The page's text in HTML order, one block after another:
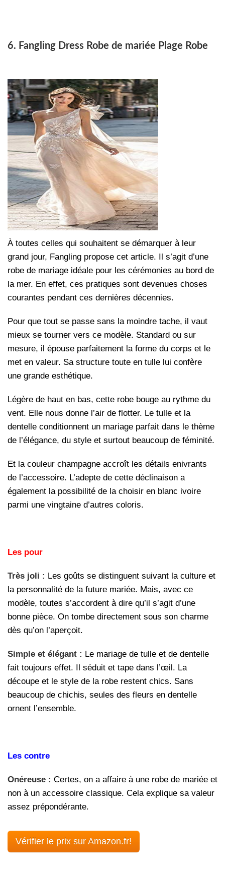
6. Fangling Dress Robe de mariée Plage Robe
À toutes celles qui souhaitent se démarquer à leur
grand jour, Fangling propose cet article. Il s’agit d’une
robe de mariage idéale pour les cérémonies au bord de
la mer. En effet, ces pratiques sont devenues choses
courantes pendant ces dernières décennies.
Pour que tout se passe sans la moindre tache, il vaut
mieux se tourner vers ce modèle. Standard ou sur
mesure, il épouse parfaitement la forme du corps et le
met en valeur. Sa structure toute en tulle lui confère
une grande esthétique.
Légère de haut en bas, cette robe bouge au rythme du
vent. Elle nous donne l’air de flotter. Le tulle et la
dentelle conditionnent un mariage parfait dans le thème
de l’élégance, du style et surtout beaucoup de féminité.
Et la couleur champagne accroît les détails enivrants
de l’accessoire. L’adepte de cette déclinaison a
également la possibilité de la choisir en blanc ivoire
parmi une vingtaine d’autres coloris.
Les pour
Très joli : Les goûts se distinguent suivant la culture et
la personnalité de la future mariée. Mais, avec ce
modèle, toutes s’accordent à dire qu’il s’agit d’une
bonne pièce. On tombe directement sous son charme
dès qu’on l’aperçoit.
Simple et élégant : Le mariage de tulle et de dentelle
fait toujours effet. Il séduit et tape dans l’œil. La
découpe et le style de la robe restent chics. Sans
beaucoup de chichis, seules des fleurs en dentelle
ornent l’ensemble.
Les contre
Onéreuse : Certes, on a affaire à une robe de mariée et
non à un accessoire classique. Cela explique sa valeur
assez prépondérante.
Vérifier le prix sur Amazon.fr!